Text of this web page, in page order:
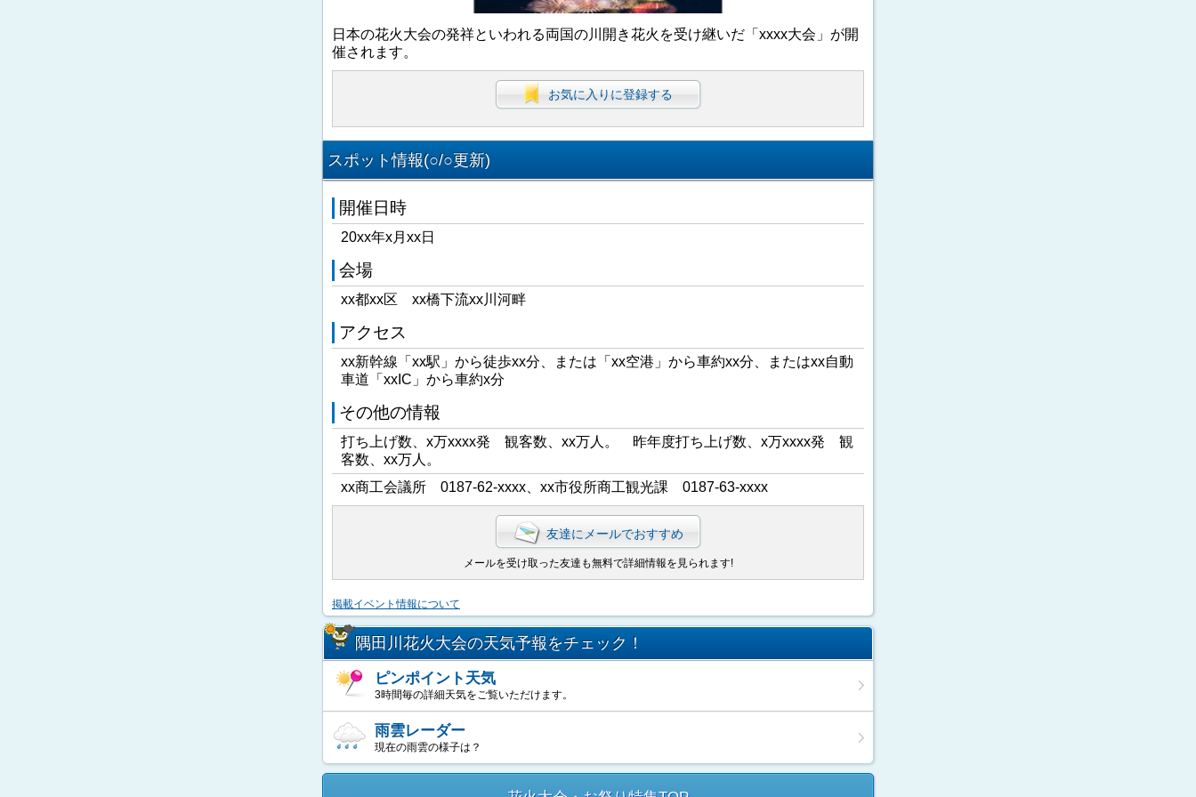
日本の花火大会の発祥といわれる両国の川開き花火を受け継いだ「xxxx大会」が開
催されます。
お気に入りに登録する
スポット情報(○/○更新)
開催日時
20xx年x月xx日
会場
xx都xx区 xx橋下流xx川河畔
アクセス
xx新幹線「xx駅」から徒歩xx分、または「xx空港」から車約xx分、またはxx自動
車道「xxIC」から車約x分
その他の情報
打ち上げ数、x万xxxx発 観客数、xx万人。 昨年度打ち上げ数、x万xxxx発 観
客数、xx万人。
xx商工会議所 0187-62-xxxx、xx市役所商工観光課 0187-63-xxxx
友達にメールでおすすめ
メールを受け取った友達も無料で詳細情報を見られます!
掲載イベント情報について
隅田川花火大会の天気予報をチェック！
ピンポイント天気
3時間毎の詳細天気をご覧いただけます。
雨雲レーダー
現在の雨雲の様子は？